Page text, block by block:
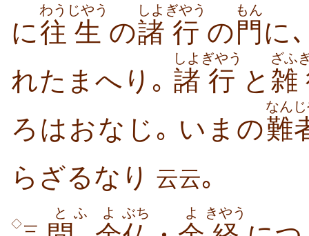
に往
わう
生
じやう
の諸
しよ
行
ぎやう
の 門
もん
に
れたまへり｡ 諸
しよ
行
ぎやう
と 雑
ざふ
ろはおなじ｡ いまの難
なん
らざるなり 云云｡
◇三
と ふ よ ぶち よ きやう